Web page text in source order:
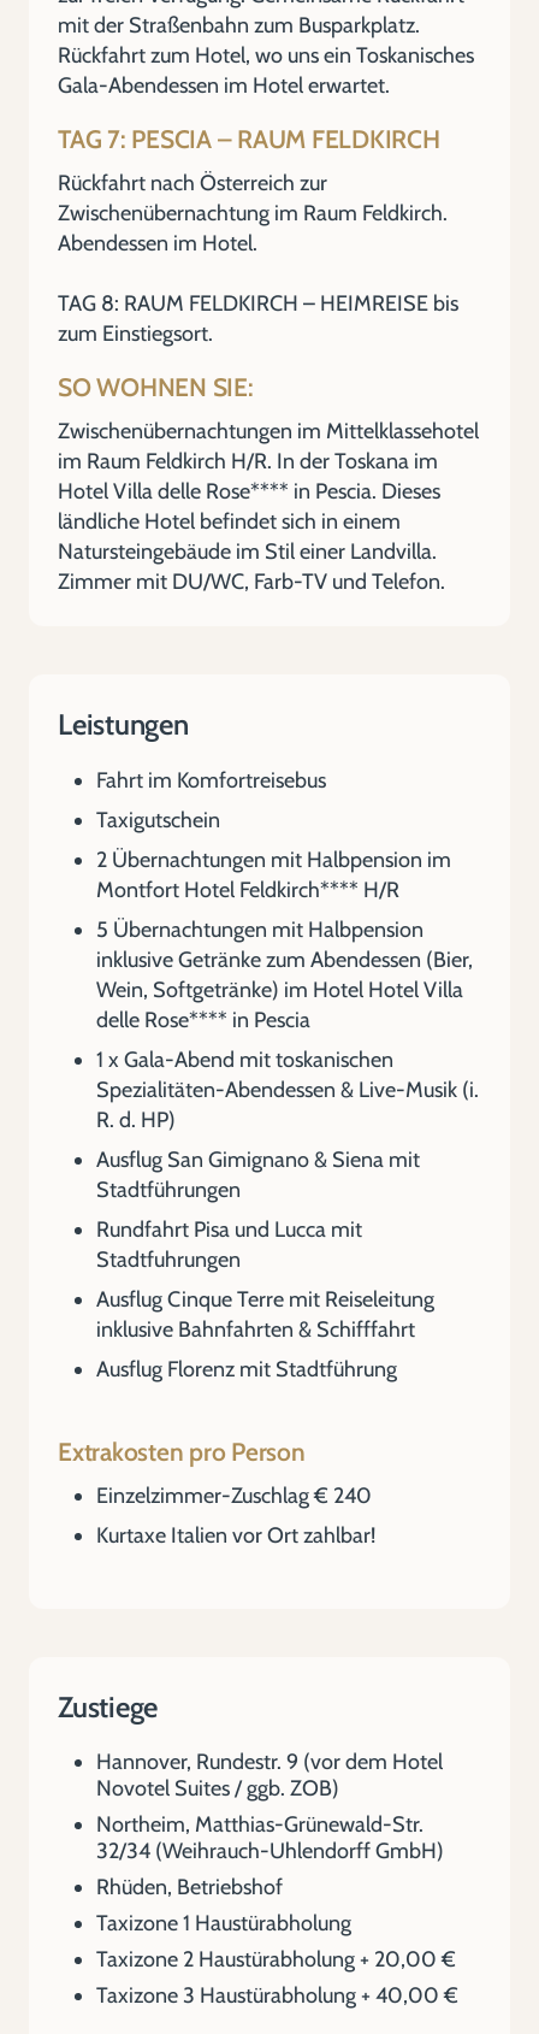
mit der Straßenbahn zum Busparkplatz.
Rückfahrt zum Hotel, wo uns ein Toskanisches
Gala-Abendessen im Hotel erwartet.
TAG 7: PESCIA – RAUM FELDKIRCH
Rückfahrt nach Österreich zur
Zwischenübernachtung im Raum Feldkirch.
Abendessen im Hotel.
TAG 8: RAUM FELDKIRCH – HEIMREISE bis
zum Einstiegsort.
SO WOHNEN SIE:
Zwischenübernachtungen im Mittelklassehotel
im Raum Feldkirch H/R. In der Toskana im
Hotel Villa delle Rose**** in Pescia. Dieses
ländliche Hotel befindet sich in einem
Natursteingebäude im Stil einer Landvilla.
Zimmer mit DU/WC, Farb-TV und Telefon.
Leistungen
Fahrt im Komfortreisebus
Taxigutschein
2 Übernachtungen mit Halbpension im
Montfort Hotel Feldkirch**** H/R
5 Übernachtungen mit Halbpension
inklusive Getränke zum Abendessen (Bier,
Wein, Softgetränke) im Hotel Hotel Villa
delle Rose**** in Pescia
1 x Gala-Abend mit toskanischen
Spezialitäten-Abendessen & Live-Musik (i.
R. d. HP)
Ausflug San Gimignano & Siena mit
Stadtführungen
Rundfahrt Pisa und Lucca mit
Stadtfuhrungen
Ausflug Cinque Terre mit Reiseleitung
inklusive Bahnfahrten & Schifffahrt
Ausflug Florenz mit Stadtführung
Extrakosten pro Person
Einzelzimmer-Zuschlag € 240
Kurtaxe Italien vor Ort zahlbar!
Zustiege
Hannover, Rundestr. 9 (vor dem Hotel
Novotel Suites / ggb. ZOB)
Northeim, Matthias-Grünewald-Str.
32/34 (Weihrauch-Uhlendorff GmbH)
Rhüden, Betriebshof
Taxizone 1 Haustürabholung
Taxizone 2 Haustürabholung + 20,00 €
Taxizone 3 Haustürabholung + 40,00 €